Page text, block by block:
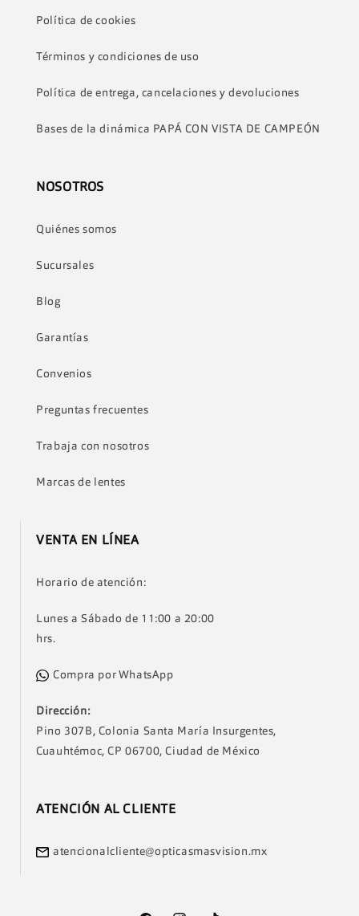
Política de cookies
Términos y condiciones de uso
Política de entrega, cancelaciones y devoluciones
Bases de la dinámica PAPÁ CON VISTA DE CAMPEÓN
NOSOTROS
Quiénes somos
Sucursales
Blog
Garantías
Convenios
Preguntas frecuentes
Trabaja con nosotros
Marcas de lentes
VENTA EN LÍNEA
Horario de atención:
Lunes a Sábado de 11:00 a 20:00
hrs.
Compra por WhatsApp
Dirección:
Pino 307B, Colonia Santa María Insurgentes,
Cuauhtémoc, CP 06700, Ciudad de México
ATENCIÓN AL CLIENTE
atencionalcliente@opticasmasvision.mx